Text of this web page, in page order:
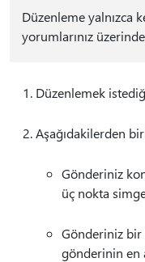
Düzenleme yalnızca
yorumlarınız
Düzenlemek
Aşağıdakilerden
Gönderiniz
üç nokta
Gönderiniz bir
gönderinin en